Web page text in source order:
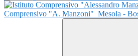
Comprensivo "A. Manzoni" Mesola -